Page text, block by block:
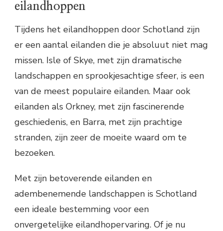
eilandhoppen
Tijdens het eilandhoppen door Schotland zijn
er een aantal eilanden die je absoluut niet mag
missen. Isle of Skye, met zijn dramatische
landschappen en sprookjesachtige sfeer, is een
van de meest populaire eilanden. Maar ook
eilanden als Orkney, met zijn fascinerende
geschiedenis, en Barra, met zijn prachtige
stranden, zijn zeer de moeite waard om te
bezoeken.
Met zijn betoverende eilanden en
adembenemende landschappen is Schotland
een ideale bestemming voor een
onvergetelijke eilandhopervaring. Of je nu